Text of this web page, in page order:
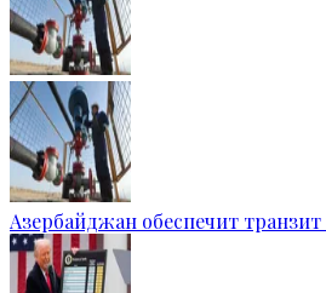
Азербайджан обеспечит